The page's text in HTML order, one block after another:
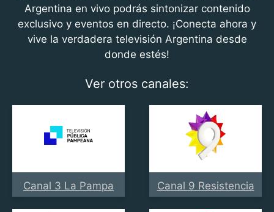
Argentina en vivo podrás sintonizar contenido
exclusivo y eventos en directo. ¡Conecta ahora y
vive la verdadera televisión Argentina desde
donde estés!
Ver otros canales:
Canal 3 La Pampa Canal 9 Resistencia